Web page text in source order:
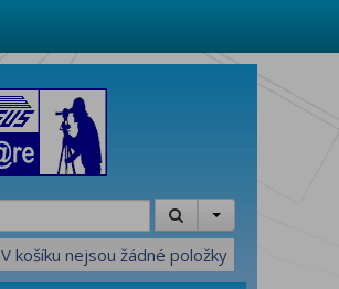
V košíku nejsou žádné položky